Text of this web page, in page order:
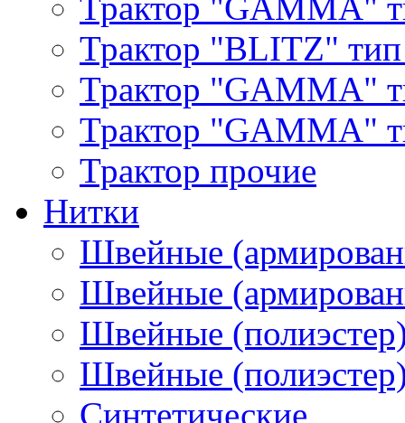
Трактор "BLITZ"
Трактор "GAMMA"
Трактор "GAMMA"
Трактор прочие
Нитки
Швейные
Швейные
Швейные
Швейные
Синтетические